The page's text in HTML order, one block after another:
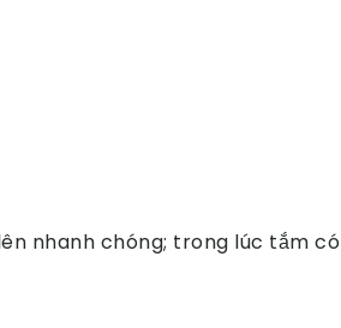
nhanh chóng; trong lúc tắm có